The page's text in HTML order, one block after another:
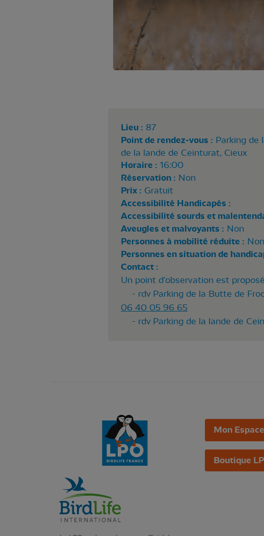
Lieu : 87
Point de rendez-vous : Parking de
de la lande de Ceinturat, Cieux
Horaire : 16:00
Réservation : Non
Prix : Gratuit
Accessibilité Handicapés :
Accessibilité sourds et
Aveugles et malvoyants : Non
Personnes à mobilité réduite : Non
Personnes en situation de
Contact :
Un point d'observation est
- rdv Parking de la Butte de
06 40 05 96 65
- rdv Parking de la lande de
Mon
Boutique